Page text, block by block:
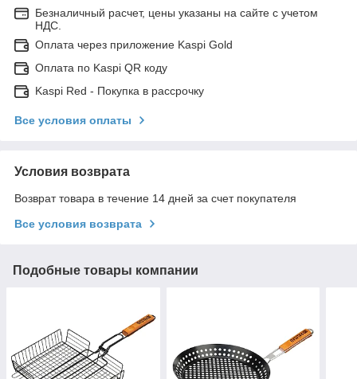
Безналичный расчет, цены указаны на сайте с учетом
НДС.
Оплата через приложение Kaspi Gold
Оплата по Kaspi QR коду
Kaspi Red - Покупка в рассрочку
Все условия оплаты
Условия возврата
Возврат товара в течение 14 дней за счет покупателя
Все условия возврата
Подобные товары компании